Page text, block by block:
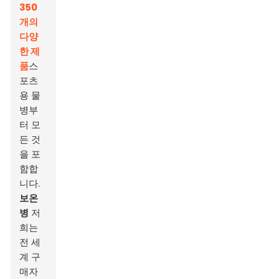
350
개의
다양
한 제
품스
포츠
용 물
병부
터 모
든 것
을 포
함합
니다.
보온
병 저
희는
전 세
계 구
매자